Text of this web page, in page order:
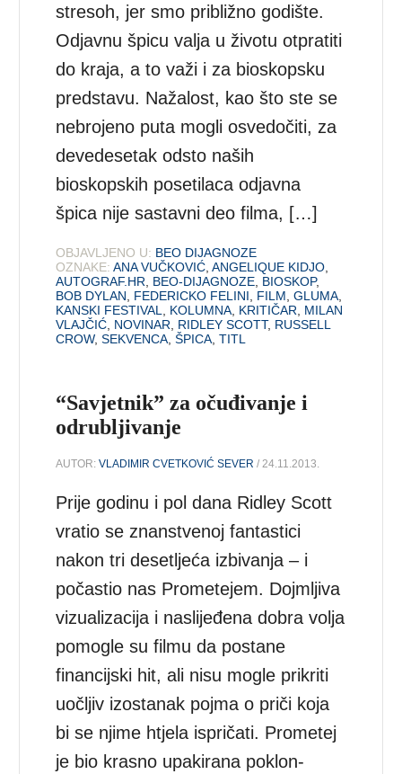
stresoh, jer smo približno godište.
Odjavnu špicu valja u životu otpratiti
do kraja, a to važi i za bioskopsku
predstavu. Nažalost, kao što ste se
nebrojeno puta mogli osvedočiti, za
devedesetak odsto naših
bioskopskih posetilaca odjavna
špica nije sastavni deo filma, […]
OBJAVLJENO U: BEO DIJAGNOZE
OZNAKE: ANA VUČKOVIĆ ,ANGELIQUE KIDJO
AUTOGRAF.HR
BEO-DIJAGNOZE BIOSKOP,
BOB DYLAN
FEDERICKO FELINI FILM ,GLUMA
KANSKI FESTIVAL
KOLUMNA KRITIČAR
MILAN
VLAJČIĆ NOVINAR RIDLEY SCOTT, RUSSELL
CROW,SEKVENCA ,ŠPICA ,TITL
“Savjetnik” za očuđivanje i
odrubljivanje
AUTOR:VLADIMIR CVETKOVIĆ SEVER / 24.11.2013.
Prije godinu i pol dana Ridley Scott
vratio se znanstvenoj fantastici
nakon tri desetljeća izbivanja – i
počastio nas Prometejem. Dojmljiva
vizualizacija i naslijeđena dobra volja
pomogle su filmu da postane
financijski hit, ali nisu mogle prikriti
uočljiv izostanak pojma o priči koja
bi se njime htjela ispričati. Prometej
je bio krasno upakirana poklon-